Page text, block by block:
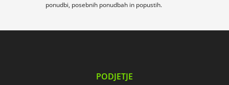
ponudbi, posebnih ponudbah in popustih.
PODJETJE